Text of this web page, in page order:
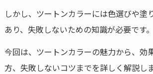
しかし、ツートンカラーには色選びや塗
あり、失敗しないための知識が必要です。
今回は、ツートンカラーの魅力から、効
方、失敗しないコツまでを詳しく解説しま